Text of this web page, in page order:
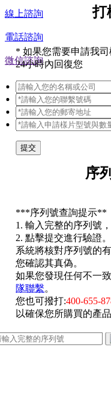
線上諮詢
電話諮詢
微信諮詢
打
* 如果您需要申請我
24小時內回復您
提交
序
***序列號查詢提示**
1. 輸入完整的序列號
2. 點擊提交進行驗證。
系統將核對序列號的
您確認其真偽。
如果您發現任何不一
隊聯繫
您也可撥打:400-655-
以確保您所購買的產品